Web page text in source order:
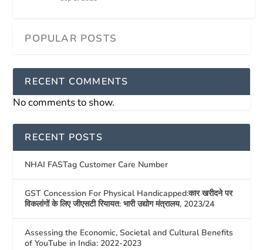
RECENT COMMENTS
No comments to show.
RECENT POSTS
NHAI FASTag Customer Care Number
GST Concession For Physical Handicapped:कार खरीदने पर
विकलांगों के लिए जीएसटी रियायत: भारी उद्योग मंत्रालय, 2023/24
Assessing the Economic, Societal and Cultural Benefits
of YouTube in India: 2022-2023